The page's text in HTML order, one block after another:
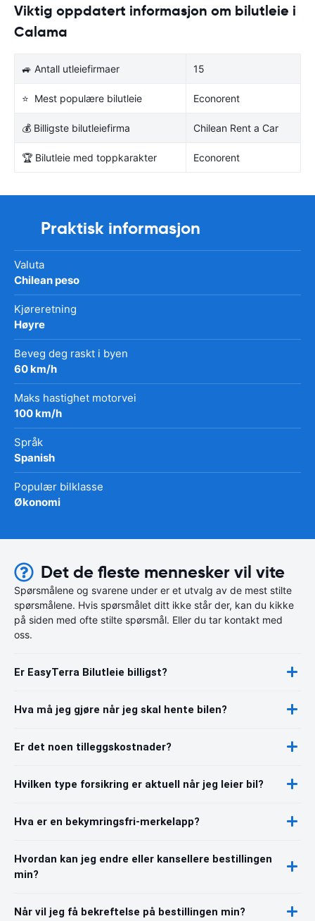
Viktig oppdatert informasjon om bilutleie i
Calama
🚙 Antall utleiefirmaer 15
⭐ Mest populære bilutleie Econorent
💰 Billigste bilutleiefirma Chilean Rent a Car
🏆 Bilutleie med toppkarakter Econorent
Praktisk informasjon
Valuta
Chilean peso
Kjøreretning
Høyre
Beveg deg raskt i byen
60 km/h
Maks hastighet motorvei
100 km/h
Språk
Spanish
Populær bilklasse
Økonomi
Det de fleste mennesker vil vite
Spørsmålene og svarene under er et utvalg av de mest stilte
spørsmålene. Hvis spørsmålet ditt ikke står der, kan du kikke
på siden med ofte stilte spørsmål. Eller du tar kontakt med
oss.
Er EasyTerra Bilutleie billigst?
Hva må jeg gjøre når jeg skal hente bilen?
Er det noen tilleggskostnader?
Hvilken type forsikring er aktuell når jeg leier bil?
Hva er en bekymringsfri-merkelapp?
Hvordan kan jeg endre eller kansellere bestillingen
min?
Når vil jeg få bekreftelse på bestillingen min?